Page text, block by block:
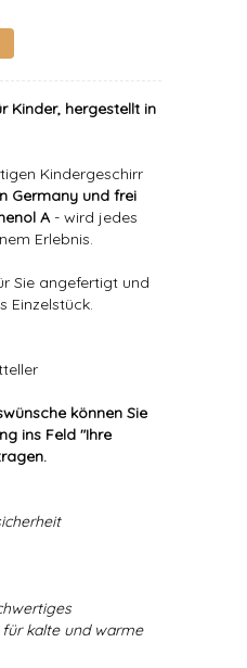
Kinder, hergestellt in
Kindergeschirr
Germany und frei
A- wird jedes
Erlebnis.
Sie angefertigt und
Einzelstück.
können Sie
ins Feld "Ihre
kalte und warme